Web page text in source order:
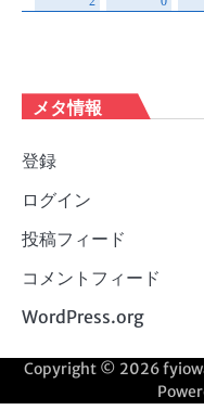
メタ情報
登録
ログイン
投稿フィード
コメントフィード
WordPress.org
Copyright © 2026